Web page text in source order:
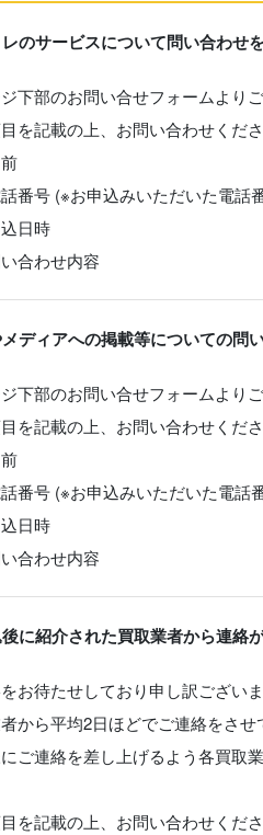
のサービスについて問い合わせ
下部のお問い合せフォームより
を記載の上、お問い合わせくださ
話番号 (※お申込みいただいた電話
日時
い合わせ内容
ディアへの掲載等についての問
下部のお問い合せフォームより
を記載の上、お問い合わせくださ
話番号 (※お申込みいただいた電話
日時
い合わせ内容
に紹介された買取業者から連絡
お待たせしており申し訳ございま
から平均2日ほどでご連絡をさ
ご連絡を差し上げるよう各買取
を記載の上、お問い合わせくださ